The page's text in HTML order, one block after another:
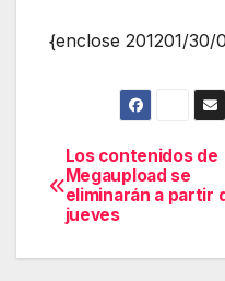
{enclose 201201/30/
Navegación
de
entradas
Los contenidos de
Megaupload se
eliminarán a partir
jueves